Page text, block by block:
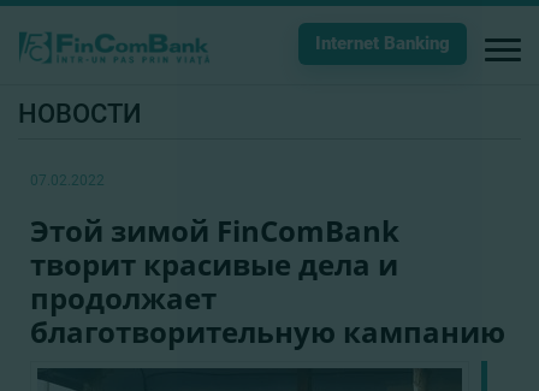
Internet Banking
НОВОСТИ
07.02.2022
Этой зимой FinComBank
творит красивые дела и
продолжает
благотворительную кампанию